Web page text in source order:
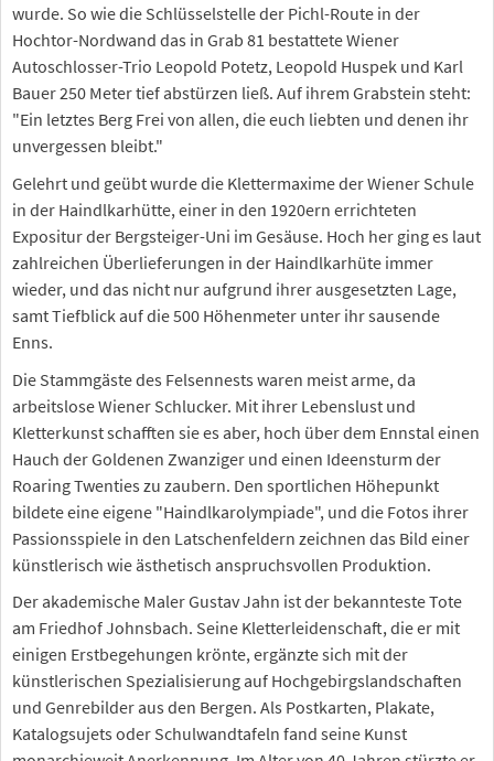
wurde. So wie die Schlüsselstelle der Pichl-Route in der
Hochtor-Nordwand das in Grab 81 bestattete Wiener
Autoschlosser-Trio Leopold Potetz, Leopold Huspek und Karl
Bauer 250 Meter tief abstürzen ließ. Auf ihrem Grabstein steht:
"Ein letztes Berg Frei von allen, die euch liebten und denen ihr
unvergessen bleibt."
Gelehrt und geübt wurde die Klettermaxime der Wiener Schule
in der Haindlkarhütte, einer in den 1920ern errichteten
Expositur der Bergsteiger-Uni im Gesäuse. Hoch her ging es laut
zahlreichen Überlieferungen in der Haindlkarhüte immer
wieder, und das nicht nur aufgrund ihrer ausgesetzten Lage,
samt Tiefblick auf die 500 Höhenmeter unter ihr sausende
Enns.
Die Stammgäste des Felsennests waren meist arme, da
arbeitslose Wiener Schlucker. Mit ihrer Lebenslust und
Kletterkunst schafften sie es aber, hoch über dem Ennstal einen
Hauch der Goldenen Zwanziger und einen Ideensturm der
Roaring Twenties zu zaubern. Den sportlichen Höhepunkt
bildete eine eigene "Haindlkarolympiade", und die Fotos ihrer
Passionsspiele in den Latschenfeldern zeichnen das Bild einer
künstlerisch wie ästhetisch anspruchsvollen Produktion.
Der akademische Maler Gustav Jahn ist der bekannteste Tote
am Friedhof Johnsbach. Seine Kletterleidenschaft, die er mit
einigen Erstbegehungen krönte, ergänzte sich mit der
künstlerischen Spezialisierung auf Hochgebirgslandschaften
und Genrebilder aus den Bergen. Als Postkarten, Plakate,
Katalogsujets oder Schulwandtafeln fand seine Kunst